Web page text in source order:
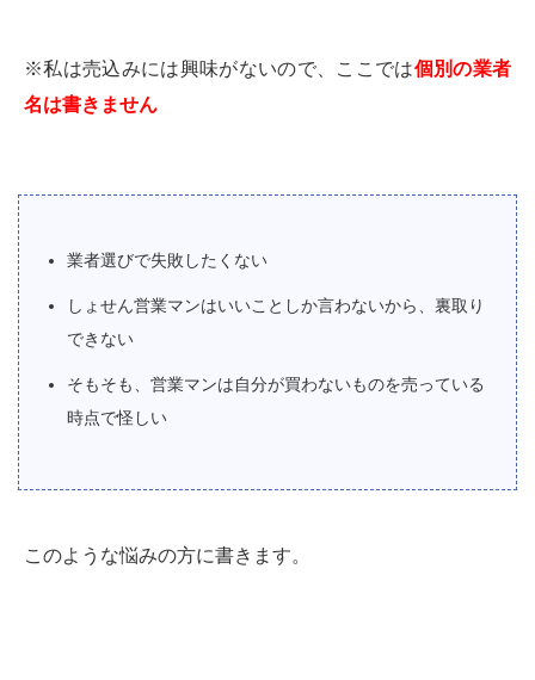
※私は売込みには興味がないので、ここでは個別の業者
名は書きません
業者選びで失敗したくない
しょせん営業マンはいいことしか言わないから、裏取り
できない
そもそも、営業マンは自分が買わないものを売っている
時点で怪しい
このような悩みの方に書きます。